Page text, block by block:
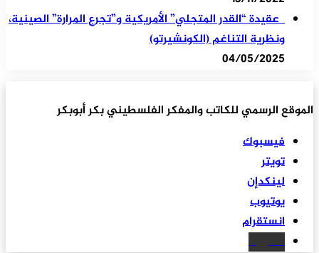
عقيدة “القدر المتجلي” الأمريكية و”تجرع المرارة” الصينية،
ونظرية التناغم (الكونشيرتو)
04/05/2025
الموقع الرسمي للكاتب والمفكر الفلسطيني بكر أبوبكر
فيسبوك
تويتر
لينكدإن
يوتيوب
انستقرام
سكريبد